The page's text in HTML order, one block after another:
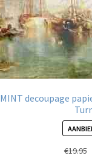
MINT decoupage
€19.95